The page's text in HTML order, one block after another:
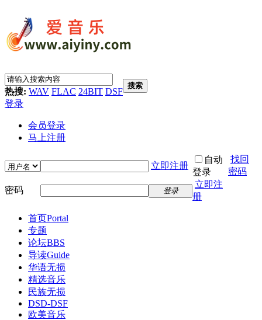
热搜: WAV FLAC 24BIT DSF
搜索
登录
会员登录
马上注册
立即注册
自动
登录
找回
密码
密码
登录
立即注
册
首页Portal
专题
论坛BBS
导读Guide
华语无损
精选音乐
民族无损
DSD-DSF
欧美音乐